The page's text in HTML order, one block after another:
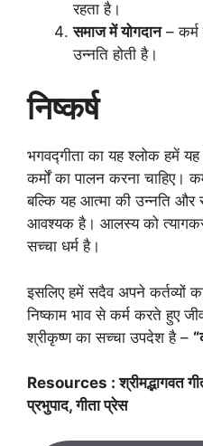
रहता है।
समाज में योगदान– कर्म
उन्नति होती है।
निष्कर्ष
भगवद्गीता का यह श्लोक हमें
कर्मों का पालन करना
बल्कि यह आत्मा की उन्नति और
आवश्यक है। आलस्य को त्यागकर
सच्चा धर्म है।
इसलिए हमें सदैव अपने कर्तव्यों
निष्काम भाव से कर्म करते हुए
श्रीकृष्ण का सच्चा उपदेश है –
Resources : श्रीमद्भागवत
प्रभुपाद, गीता प्रेस